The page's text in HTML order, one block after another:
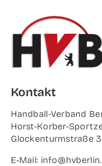
Kon­takt
Hand­ball-Ver­band
Horst-Korb­er-
Glo­cken­turm­stra­ße
E‑Mail: